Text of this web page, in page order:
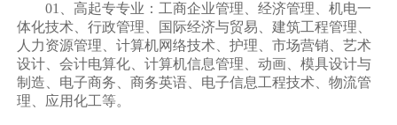
01、高起专专业：工商企业管理、经济管理、机电一
体化技术、行政管理、国际经济与贸易、建筑工程管理、
人力资源管理、计算机网络技术、护理、市场营销、艺术
设计、会计电算化、计算机信息管理、动画、模具设计与
制造、电子商务、商务英语、电子信息工程技术、物流管
理、应用化工等。